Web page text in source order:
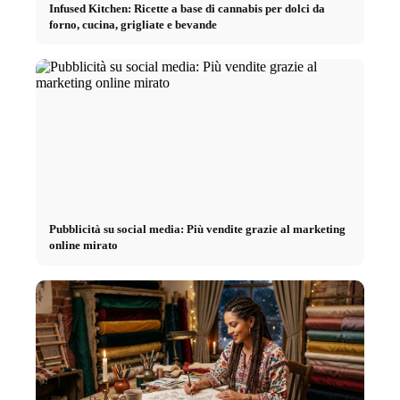
Infused Kitchen: Ricette a base di cannabis per dolci da
forno, cucina, grigliate e bevande
Pubblicità su social media: Più vendite grazie al marketing
online mirato